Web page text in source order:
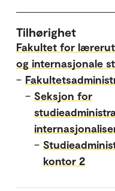
Tilhørighet
Fakultet for
og internasjonale
–
– Seksjon for
–
kontor 2